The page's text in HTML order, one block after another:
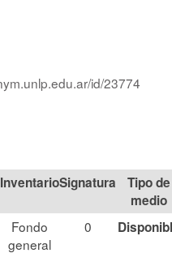
id/23774
Signatura
Tipo de
medio
Fondo
general
0